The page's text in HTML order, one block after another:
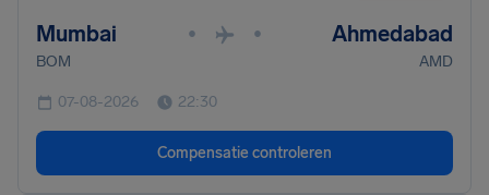
Mumbai • • Ahmedabad
BOM AMD
07-08-2026 22:30
Compensatie controleren